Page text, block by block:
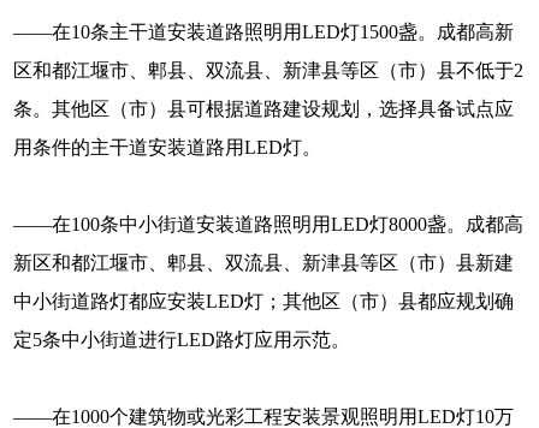
——在10条主干道安装道路照明用LED灯1500盏。成都高新
区和都江堰市、郫县、双流县、新津县等区（市）县不低于2
条。其他区（市）县可根据道路建设规划，选择具备试点应
用条件的主干道安装道路用LED灯。
——在100条中小街道安装道路照明用LED灯8000盏。成都高
新区和都江堰市、郫县、双流县、新津县等区（市）县新建
中小街道路灯都应安装LED灯；其他区（市）县都应规划确
定5条中小街道进行LED路灯应用示范。
——在1000个建筑物或光彩工程安装景观照明用LED灯10万